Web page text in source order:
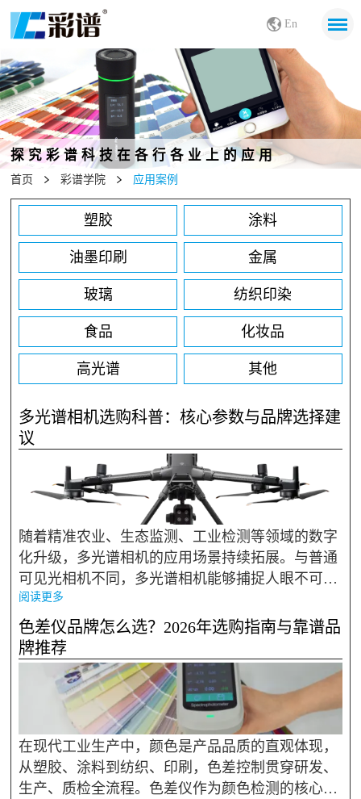
En
探究彩谱科技在各行各业上的应用
首页 彩谱学院 应用案例
塑胶 涂料
油墨印刷 金属
玻璃 纺织印染
食品 化妆品
高光谱 其他
多光谱相机选购科普：核心参数与品牌选择建
议
随着精准农业、生态监测、工业检测等领域的数字
化升级，多光谱相机的应用场景持续拓展。与普通
可见光相机不同，多光谱相机能够捕捉人眼不可见
的特定波段信息，通过光谱特征识别物质属性，在
作物长势监测、水质污染排查、矿产资源勘探、工
业缺陷检测等领域发...
阅读更多
色差仪品牌怎么选？2026年选购指南与靠谱品
牌推荐
在现代工业生产中，颜色是产品品质的直观体现，
从塑胶、涂料到纺织、印刷，色差控制贯穿研发、
生产、质检全流程。色差仪作为颜色检测的核心设